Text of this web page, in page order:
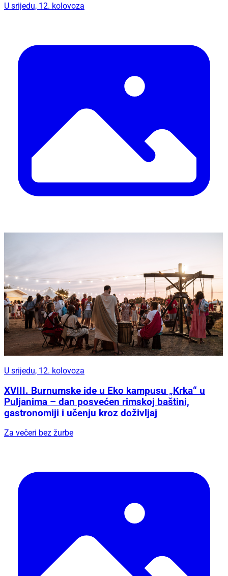
U srijedu, 12. kolovoza
U srijedu, 12. kolovoza
XVIII. Burnumske ide u Eko kampusu „Krka“ u
Puljanima – dan posvećen rimskoj baštini,
gastronomiji i učenju kroz doživljaj
Za večeri bez žurbe